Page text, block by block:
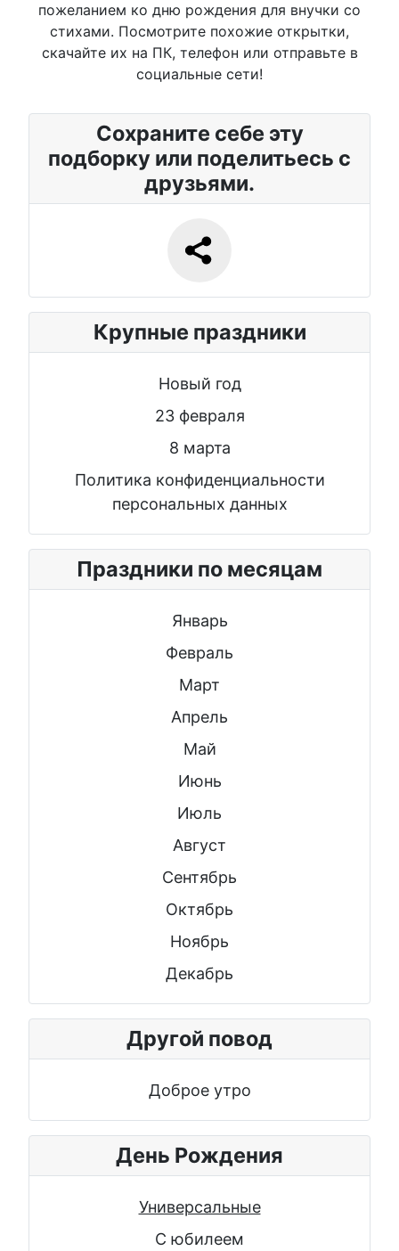
пожеланием ко дню рождения для внучки со
стихами. Посмотрите похожие открытки,
скачайте их на ПК, телефон или отправьте в
социальные сети!
Сохраните себе эту
подборку или поделитьесь с
друзьями.
Крупные праздники
Новый год
23 февраля
8 марта
Политика конфиденциальности
персональных данных
Праздники по месяцам
Январь
Февраль
Март
Апрель
Май
Июнь
Июль
Август
Сентябрь
Октябрь
Ноябрь
Декабрь
Другой повод
Доброе утро
День Рождения
Универсальные
С юбилеем